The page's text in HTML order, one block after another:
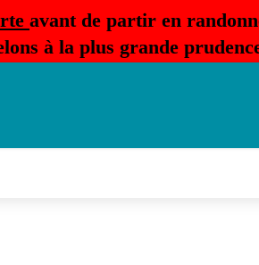
avant de partir en
à la plus grande